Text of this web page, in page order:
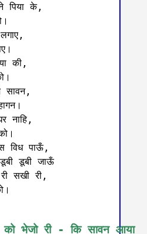
पिया के,
की,
सावन,
नाहि,
विध पाऊँ,
डूबी जाऊँ
सखी री,
को भेजो री - कि सावन आया